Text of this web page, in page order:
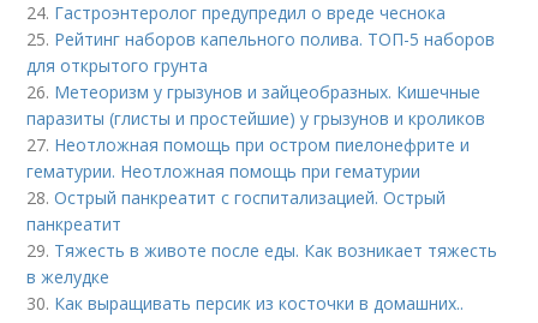
24. Гастроэнтеролог предупредил о вреде чеснока
25. Рейтинг наборов капельного полива. ТОП-5 наборов
для открытого грунта
26. Метеоризм у грызунов и зайцеобразных. Кишечные
паразиты (глисты и простейшие) у грызунов и кроликов
27. Неотложная помощь при остром пиелонефрите и
гематурии. Неотложная помощь при гематурии
28.Острый панкреатит с госпитализацией. Острый
панкреатит
29. Тяжесть в животе после еды. Как возникает тяжесть
в желудке
30. Как выращивать персик из косточки в домашних..